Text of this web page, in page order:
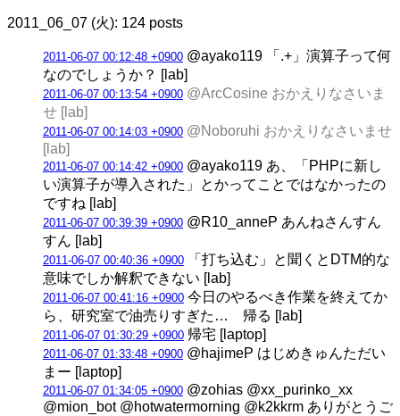
2011_06_07 (火): 124 posts
2011-06-07 00:12:48 +0900 @ayako119 「.+」演算子って何
なのでしょうか？ [lab]
2011-06-07 00:13:54 +0900 @ArcCosine おかえりなさいま
せ [lab]
2011-06-07 00:14:03 +0900 @Noboruhi おかえりなさいませ
[lab]
2011-06-07 00:14:42 +0900 @ayako119 あ、「PHPに新し
い演算子が導入された」とかってことではなかったの
ですね [lab]
2011-06-07 00:39:39 +0900 @R10_anneP あんねさんすん
すん [lab]
2011-06-07 00:40:36 +0900 「打ち込む」と聞くとDTM的な
意味でしか解釈できない [lab]
2011-06-07 00:41:16 +0900 今日のやるべき作業を終えてか
ら、研究室で油売りすぎた… 帰る [lab]
2011-06-07 01:30:29 +0900 帰宅 [laptop]
2011-06-07 01:33:48 +0900 @hajimeP はじめきゅんただい
まー [laptop]
2011-06-07 01:34:05 +0900 @zohias @xx_purinko_xx
@mion_bot @hotwatermorning @k2kkrm ありがとうご